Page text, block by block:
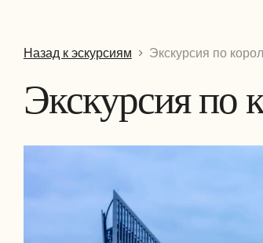
Назад к эскурсиям Экскурсия по
Экскурсия по